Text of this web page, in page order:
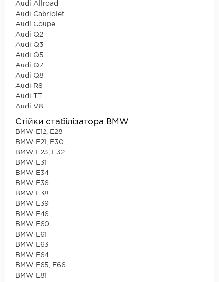
Audi Allroad
Audi Cabriolet
Audi Coupe
Audi Q2
Audi Q3
Audi Q5
Audi Q7
Audi Q8
Audi R8
Audi TT
Audi V8
Стійки стабілізатора BMW
BMW E12, E28
BMW E21, E30
BMW E23, E32
BMW E31
BMW E34
BMW E36
BMW E38
BMW E39
BMW E46
BMW E60
BMW E61
BMW E63
BMW E64
BMW E65, E66
BMW E81